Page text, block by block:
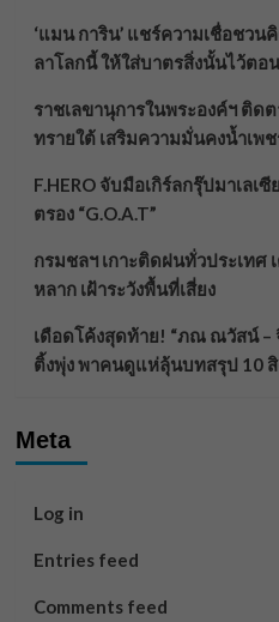
‘แมน การิน’ แชร์ความเชื่อชวน
ลาโลกนี้ ให้ใส่บาตรสิ่งนั้นไว้ตอ
ราชเลขานุการในพระองค์ฯ ติด
ทรายใต้ เสริมความมั่นคงน้ำเพ
F.HERO จับมือเกิร์ลกรุ๊ปมาเลเ
ตรอง “G.O.A.T”
กรมชลฯ เกาะติดฝนทั่วประเทศ
หลาก เฝ้าระวังพื้นที่เสี่ยง
เดือดโค้งสุดท้าย! “ภณ ณวัสน์ –
ติ้งพุ่ง พาคนดูแห่ลุ้นบทสรุป 10
Meta
Log in
Entries feed
Comments feed